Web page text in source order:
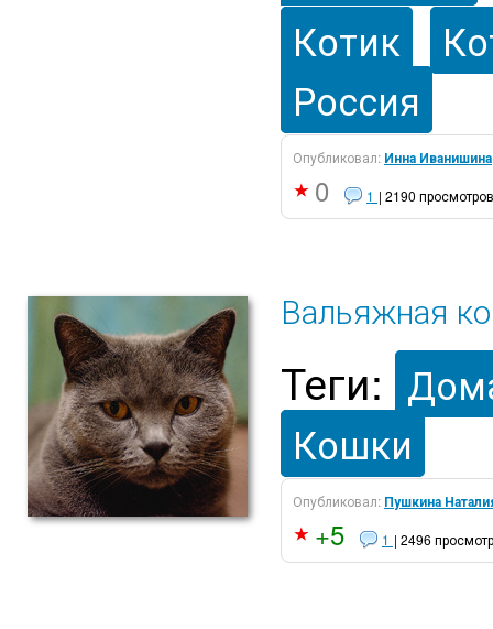
Котик
Россия
Опубликовал: Инна Иванишина
0 1 | 2190 просмотров
Вальяжная
Теги:
Кошки
Опубликовал: Пушкина
+5 1 | 2496